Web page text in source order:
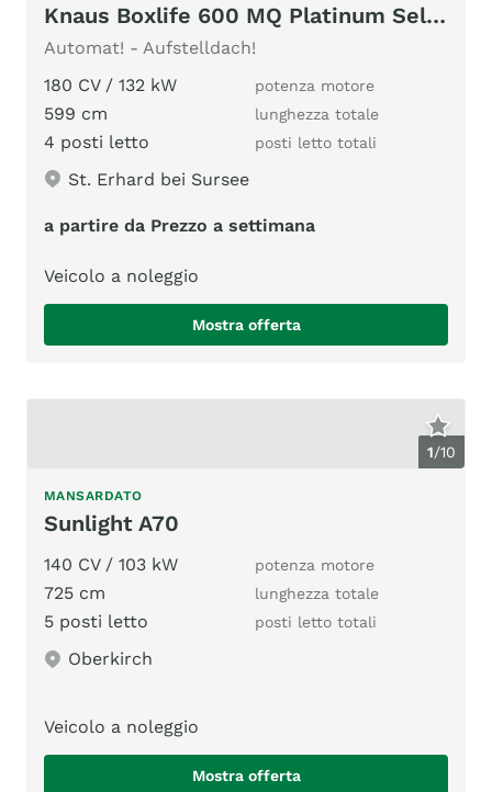
Knaus Boxlife 600 MQ Platinum Selection / AD
Automat! - Aufstelldach!
180 CV / 132 kW
potenza motore
599 cm lunghezza totale
4 posti letto posti letto totali
St. Erhard bei Sursee
a partire da Prezzo a settimana
Veicolo a noleggio
Mostra offerta
1/10
MANSARDATO
Sunlight A70
140 CV / 103 kW potenza motore
725 cm lunghezza totale
5 posti letto posti letto totali
Oberkirch
Veicolo a noleggio
Mostra offerta